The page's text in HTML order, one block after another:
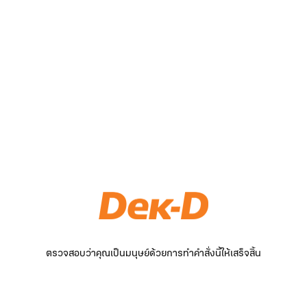
ตรวจสอบว่าคุณเป็นมนุษย์ด้วยการทำคำสั่งนี้ให้เสร็จสิ้น